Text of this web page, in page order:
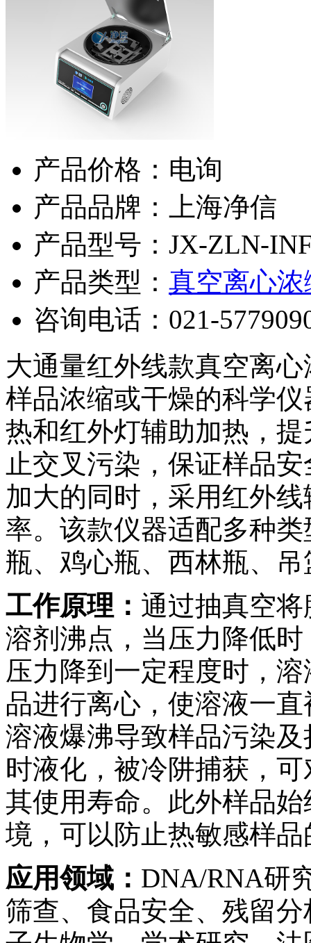
产品价格：电询
产品品牌：上海净信
产品型号：JX-ZLN-
产品类型： 真空离心浓
咨询电话： 021-
大通量红外线款真空离
样品浓缩或干燥的科学
热和红外灯辅助加热，
止交叉污染，保证样品
加大的同时，采用红外
率。该款仪器适配多种
瓶、鸡心瓶、西林瓶、吊
工作原理： 通过抽真空
溶剂沸点，当压力降低
压力降到一定程度时，
品进行离心，使溶液一
溶液爆沸导致样品污染
时液化，被冷阱捕获，
其使用寿命。此外样品
境，可以防止热敏感样
应用领域： DNA/RNA研
筛查、食品安全、残留